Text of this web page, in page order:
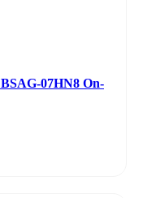
07HN8 On-